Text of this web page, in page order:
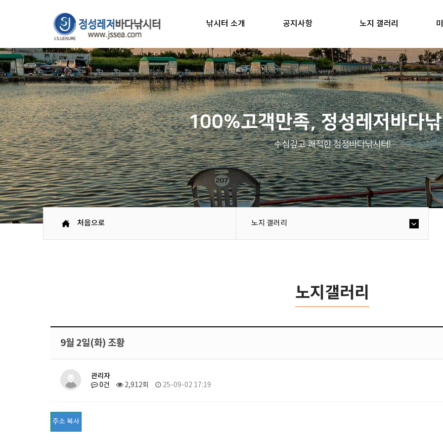
낚시터 소개 공지사항 노지 갤러리
100%고객만족, 정성레저바다
수심깊고 쾌적한 청정바다낚시터!
처음으로 노지 갤러리
노지갤러리
9월 2일(화) 조황
관리자
0건 2,912회 25-09-02 17:19
주소 복사